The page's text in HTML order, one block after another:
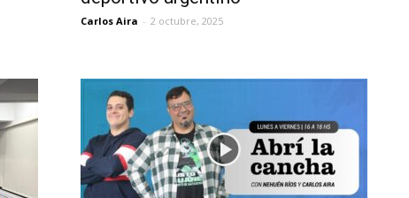
Carlos Aira - 2 octubre, 2025